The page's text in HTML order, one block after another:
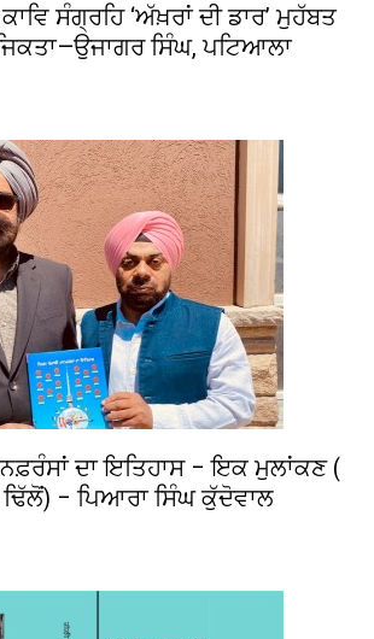
ਸੰਗ੍ਰਹਿ ‘ਅੱਖ਼ਰਾਂ ਦੀ ਡਾਰ’ ਮੁਹੱਬਤ
ਸਿੰਘ, ਪਟਿਆਲਾ
ਦਾ ਇਤਿਹਾਸ – ਇਕ ਮੁਲਾਂਕਣ (
– ਪਿਆਰਾ ਸਿੰਘ ਕੁੱਦੋਵਾਲ